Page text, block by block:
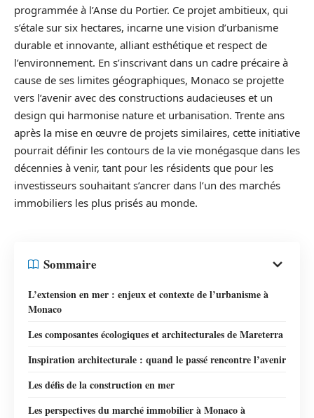
programmée à l’Anse du Portier. Ce projet ambitieux, qui
s’étale sur six hectares, incarne une vision d’urbanisme
durable et innovante, alliant esthétique et respect de
l’environnement. En s’inscrivant dans un cadre précaire à
cause de ses limites géographiques, Monaco se projette
vers l’avenir avec des constructions audacieuses et un
design qui harmonise nature et urbanisation. Trente ans
après la mise en œuvre de projets similaires, cette initiative
pourrait définir les contours de la vie monégasque dans les
décennies à venir, tant pour les résidents que pour les
investisseurs souhaitant s’ancrer dans l’un des marchés
immobiliers les plus prisés au monde.
Sommaire
L’extension en mer : enjeux et contexte de l’urbanisme à
Monaco
Les composantes écologiques et architecturales de Mareterra
Inspiration architecturale : quand le passé rencontre l’avenir
Les défis de la construction en mer
Les perspectives du marché immobilier à Monaco à